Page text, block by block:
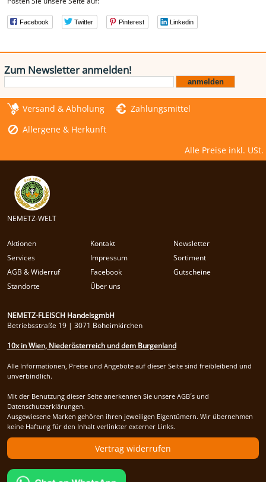
Facebook Twitter Pinterest Linkedin
Zum Newsletter anmelden!
Versand & Abholung
Zahlungsmittel
Allergene & Herkunft
Alle Preise inkl. USt.
NEMETZ-WELT
Aktionen Kontakt
Newsletter
Services
Impressum
Sortiment
AGB & Widerruf
Facebook
Gutscheine
Standorte
Über uns
NEMETZ-FLEISCH HandelsgmbH
Betriebsstraße 19 | 3071 Böheimkirchen
10x in Wien, Niederösterreich und dem Burgenland
Alle Informationen, Preise und Angebote auf dieser Seite sind freibleibend und
unverbindlich.
Mit der Benutzung dieser Seite anerkennen Sie unsere AGB´s und
Datenschutzerklärungen.
Ausgewiesene Marken gehören ihren jeweiligen Eigentümern. Wir übernehmen
keine Haftung für den Inhalt verlinkter externer Links.
Vertrag widerrufen